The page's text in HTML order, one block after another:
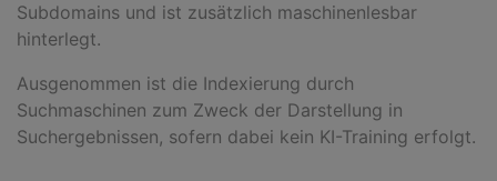
Subdomains und ist zusätzlich maschinenlesbar
hinterlegt.
Ausgenommen ist die Indexierung durch
Suchmaschinen zum Zweck der Darstellung in
Suchergebnissen, sofern dabei kein KI-Training erfolgt.